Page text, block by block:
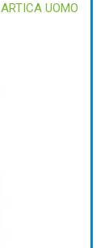
UOMO